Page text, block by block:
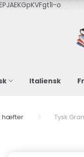
o
Italiensk
hæfter Tysk